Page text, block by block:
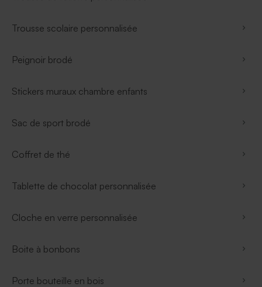
Trousse scolaire personnalisée
Peignoir brodé
Stickers muraux chambre enfants
Sac de sport brodé
Coffret de thé
Tablette de chocolat personnalisée
Cloche en verre personnalisée
Boite à bonbons
Porte bouteille en bois